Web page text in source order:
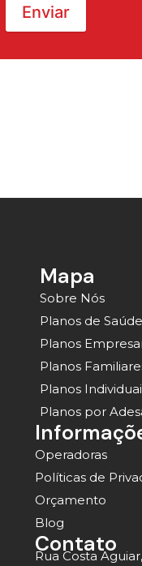
Enviar
Mapa
Sobre Nós
Planos de Saúde
Planos
Planos
Planos
Planos por
Operadoras
Políticas de
Orçamento
Blog
Contato
Rua Costa